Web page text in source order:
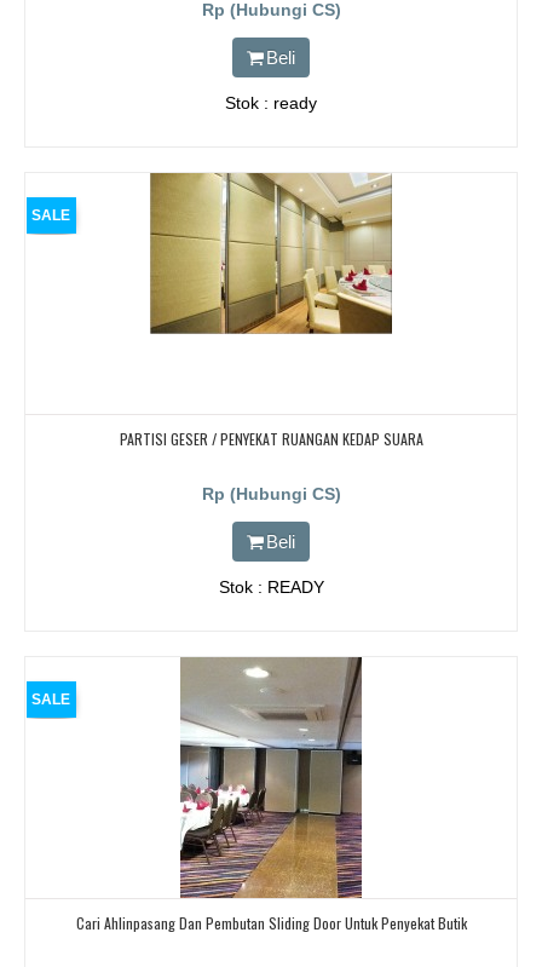
Rp (Hubungi CS)
Beli
Stok : ready
SALE
PARTISI GESER / PENYEKAT RUANGAN KEDAP SUARA
Rp (Hubungi CS)
Beli
Stok : READY
SALE
Cari Ahlinpasang Dan Pembutan Sliding Door Untuk Penyekat Butik